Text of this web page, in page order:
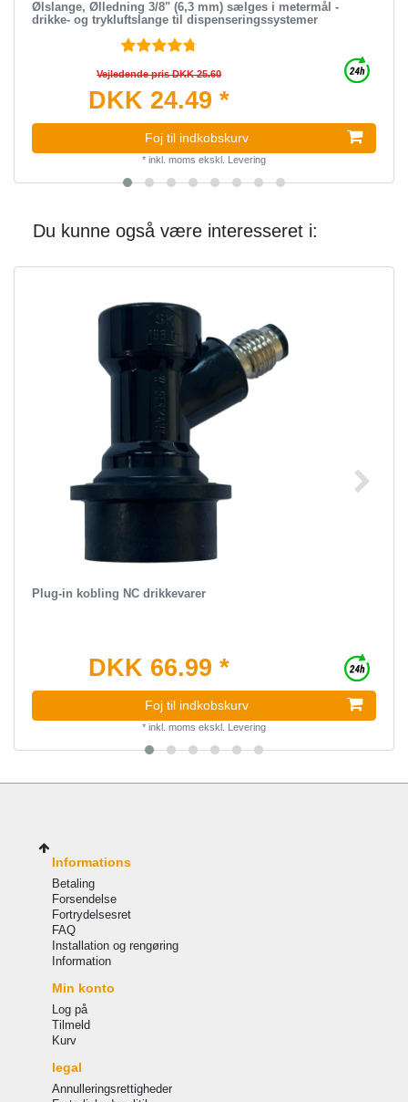
Ølslange, Ølledning 3/8" (6,3 mm) sælges i metermål -
drikke- og trykluftslange til dispenseringssystemer
Vejledende pris DKK 25.60
DKK 24.49 *
Foj til indkobskurv
* inkl. moms ekskl. Levering
Du kunne også være interesseret i:
Plug-in kobling NC drikkevarer
DKK 66.99 *
Foj til indkobskurv
* inkl. moms ekskl. Levering
Informations
Betaling
Forsendelse
Fortrydelsesret
FAQ
Installation og rengøring
Information
Min konto
Log på
Tilmeld
Kurv
legal
Annulleringsrettigheder